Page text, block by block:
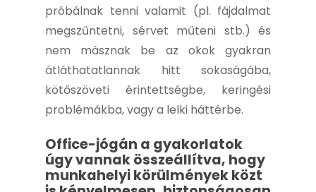
próbálnak tenni valamit (pl. fájdalmat
megszűntetni, sérvet műteni stb.) és
nem másznak be az okok gyakran
átláthatatlannak hitt sokaságába,
kötőszöveti érintettségbe, keringési
problémákba, vagy a lelki háttérbe.
Office-jógán a gyakorlatok
úgy vannak összeállítva, hogy
munkahelyi körülmények közt